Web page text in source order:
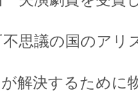
思議の国のアリ
解決するために